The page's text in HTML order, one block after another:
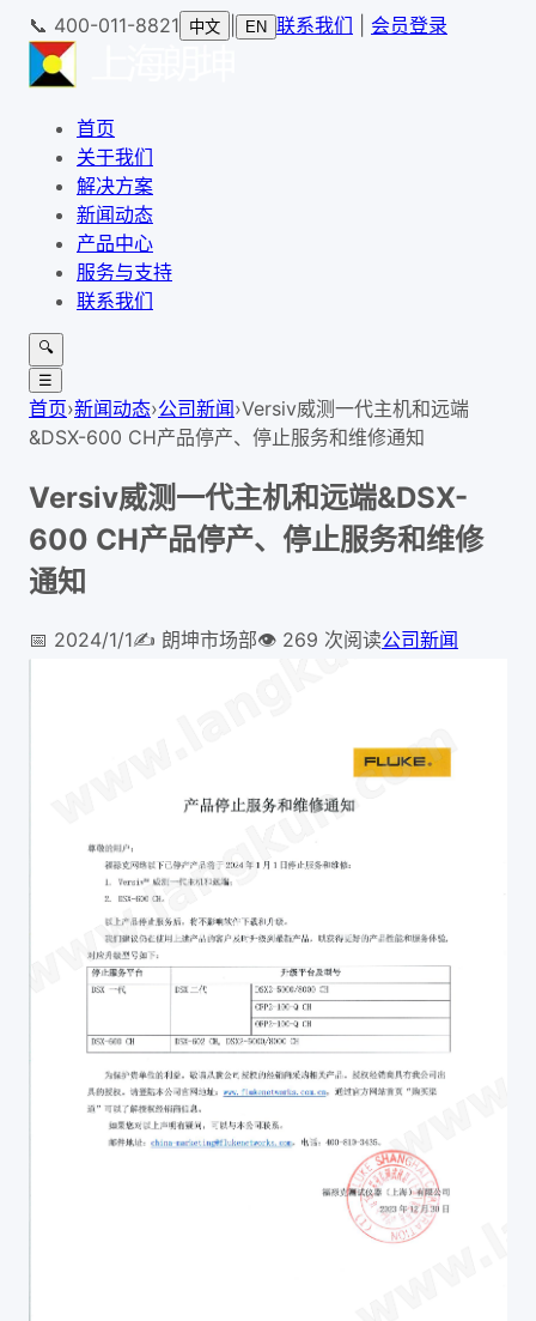
📞 400-011-8821 中文 EN 联系我们 会员登录
首页
关于我们
解决方案
新闻动态
产品中心
服务与支持
联系我们
🔍
☰
首页›新闻动态›公司新闻›Versiv威测一代主机和远端
&DSX-600 CH产品停产、停止服务和维修通知
Versiv威测一代主机和远端&DSX-
600 CH产品停产、停止服务和维修
通知
📅 2024/1/1✍️ 朗坤市场部👁️ 269 次阅读公司新闻